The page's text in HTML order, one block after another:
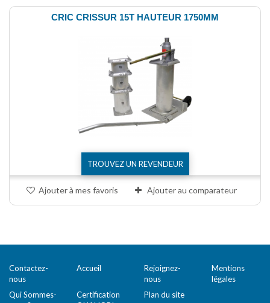
CRIC CRISSUR 15T HAUTEUR 1750MM
TROUVEZ UN REVENDEUR
Ajouter à mes favoris Ajouter au comparateur
Contactez-
nous
Accueil
Rejoignez-
nous
Mentions
légales
Qui Sommes-
Certification
Plan du site